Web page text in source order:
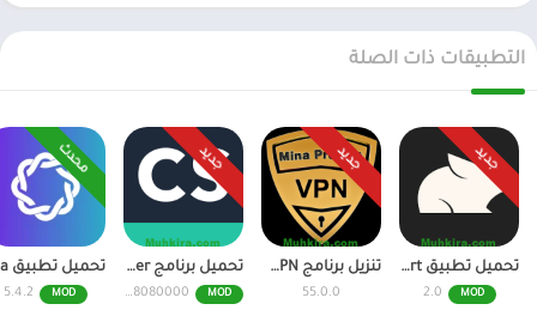
التطبيقات ذات الصلة
جديد
تحميل تطبيق Pika Art مهكر للاندرويد احدث اصدار
MOD
2.0
جديد
تنزيل برنامج Mina Pro Net VPN مهكر للاندرويد و للايفون
55.0.0
جديد
تحميل برنامج CamScanner مهكر اخر اصدار النسخة المدفوعة
MOD
6.70.0.2408080000
محدث
MOD
5.4.2